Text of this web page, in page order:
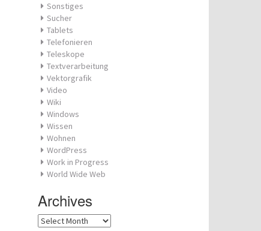
Sonstiges
Sucher
Tablets
Telefonieren
Teleskope
Textverarbeitung
Vektorgrafik
Video
Wiki
Windows
Wissen
Wohnen
WordPress
Work in Progress
World Wide Web
Archives
Archives